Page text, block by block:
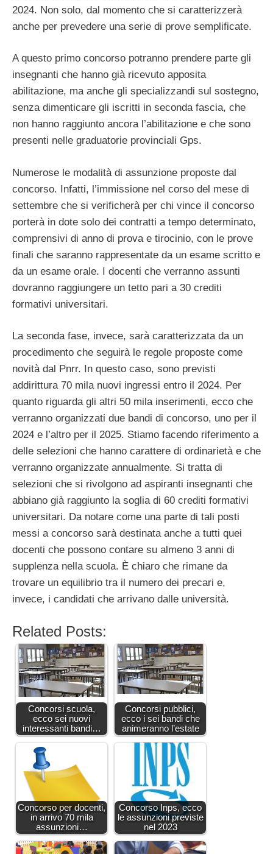
2024. Non solo, dal momento che si caratterizzerà
anche per prevedere una serie di prove semplificate.
A questo primo concorso potranno prendere parte gli
insegnanti che hanno già ricevuto apposita
abilitazione, ma anche gli specializzandi sul sostegno,
senza dimenticare gli iscritti in seconda fascia, che
non hanno raggiunto ancora l’abilitazione e che sono
presenti nelle graduatorie provinciali Gps.
Numerose le modalità di assunzione proposte dal
concorso. Infatti, l’immissione nel corso del mese di
settembre che si verificherà per chi vince il concorso
porterà in dote solo dei contratti a tempo determinato,
comprensivi di anno di prova e tirocinio, con le prove
finali che saranno rappresentate da un esame scritto e
da un esame orale. I docenti che verranno assunti
dovranno raggiungere un tetto pari a 30 crediti
formativi universitari.
La seconda fase, invece, sarà caratterizzata da un
procedimento che seguirà le regole proposte come
novità dal Pnrr. In questo caso, sono previsti
addirittura 70 mila nuovi ingressi entro il 2024. Per
quanto riguarda gli altri 50 mila inserimenti, ecco che
verranno organizzati due bandi di concorso, uno per il
2024 e l’altro per il 2025. Stiamo facendo riferimento a
delle selezioni che hanno carattere di ordinarietà e che
verranno organizzate annualmente. Si tratta di
selezioni che si rivolgono ad aspiranti insegnanti che
abbiano già raggiunto la soglia di 60 crediti formativi
universitari. Da notare come una parte di tali posti
messi a concorso sarà destinata anche a tutti quei
docenti che possono contare su almeno 3 anni di
supplenza nella scuola. È chiaro che rimane da
trovare un equilibrio tra il numero dei precari e,
invece, i candidati che arrivano dalle università.
Related Posts:
Concorsi scuola,
ecco sei nuovi
interessanti bandi…
Concorsi pubblici,
ecco i sei bandi che
animeranno l’estate
Concorso per docenti,
in arrivo 70 mila
assunzioni…
Concorso Inps, ecco
le assunzioni previste
nel 2023